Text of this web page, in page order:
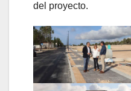
del proyecto.